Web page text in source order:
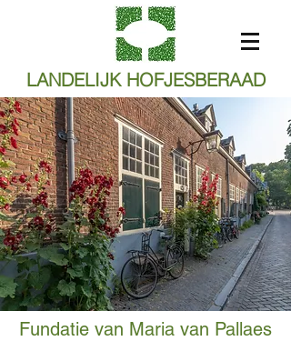
LANDELIJK HOFJESBERAAD
Fundatie van Maria van Pallaes